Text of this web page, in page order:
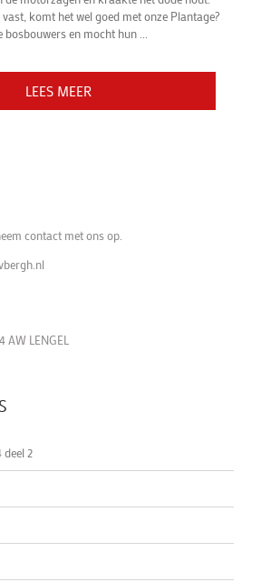
komt het wel goed met onze Plantage?
en mocht hun ...
LEES MEER
contact met ons op.
AW LENGEL
2